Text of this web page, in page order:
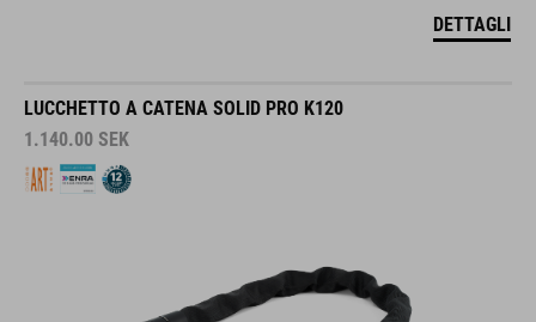
DETTAGLI
LUCCHETTO A CATENA SOLID PRO K120
1.140.00 SEK